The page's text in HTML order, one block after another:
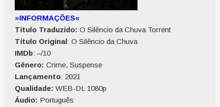
»INFORMAÇÕES«
Título Traduzido: O Silêncio da Chuva Torrent
Título Original: O Silêncio da Chuva
IMDb: –/10
Gênero: Crime, Suspense
Lançamento: 2021
Qualidade: WEB-DL 1080p
Áudio: Português